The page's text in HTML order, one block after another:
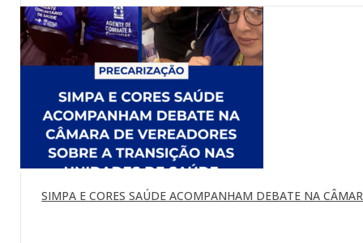
SIMPA E CORES SAÚDE ACOMPANHAM DEBATE NA